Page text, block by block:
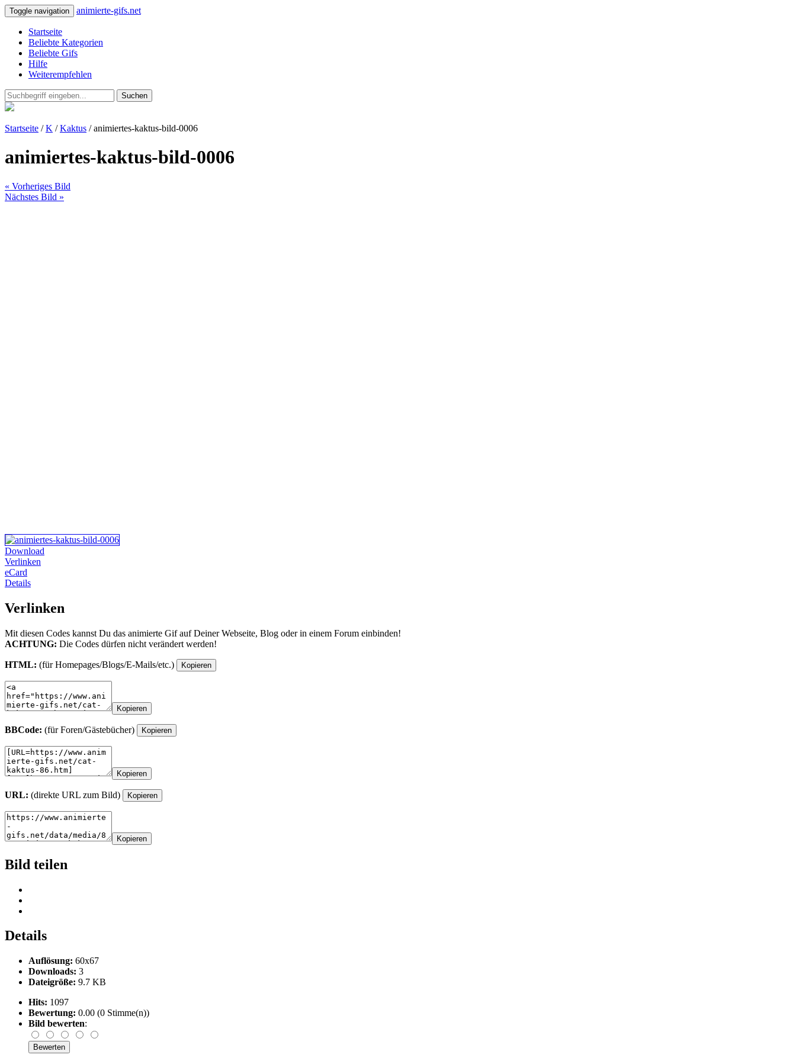
Toggle navigation animierte-gifs.net
Startseite
Beliebte Kategorien
Beliebte Gifs
Hilfe
Weiterempfehlen
Suchen
Startseite /K /Kaktus / animiertes-kaktus-bild-0006
animiertes-kaktus-bild-0006
« Vorheriges Bild
Nächstes Bild »
Download
Verlinken
eCard
Details
Verlinken
Mit diesen Codes kannst Du das animierte Gif auf Deiner Webseite, Blog oder in einem Forum einbinden!
ACHTUNG: Die Codes dürfen nicht verändert werden!
HTML: (für Homepages/Blogs/E-Mails/etc.) Kopieren
Kopieren
BBCode: (für Foren/Gästebücher) Kopieren
Kopieren
URL: (direkte URL zum Bild) Kopieren
Kopieren
Bild teilen
Details
Auflösung: 60x67
Downloads: 3
Dateigröße: 9.7 KB
Hits: 1097
Bewertung: 0.00 (0 Stimme(n))
Bild bewerten: